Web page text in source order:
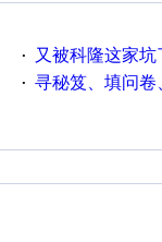
· 又被科隆这家坑
· 寻秘笈、填问卷